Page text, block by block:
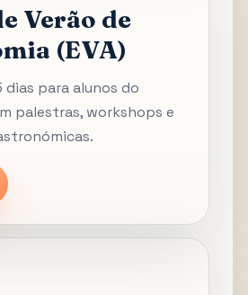
Verão de
(EVA)
dias para alunos do
palestras, workshops e